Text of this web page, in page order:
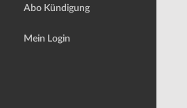
Abo Kündigung
Mein Login